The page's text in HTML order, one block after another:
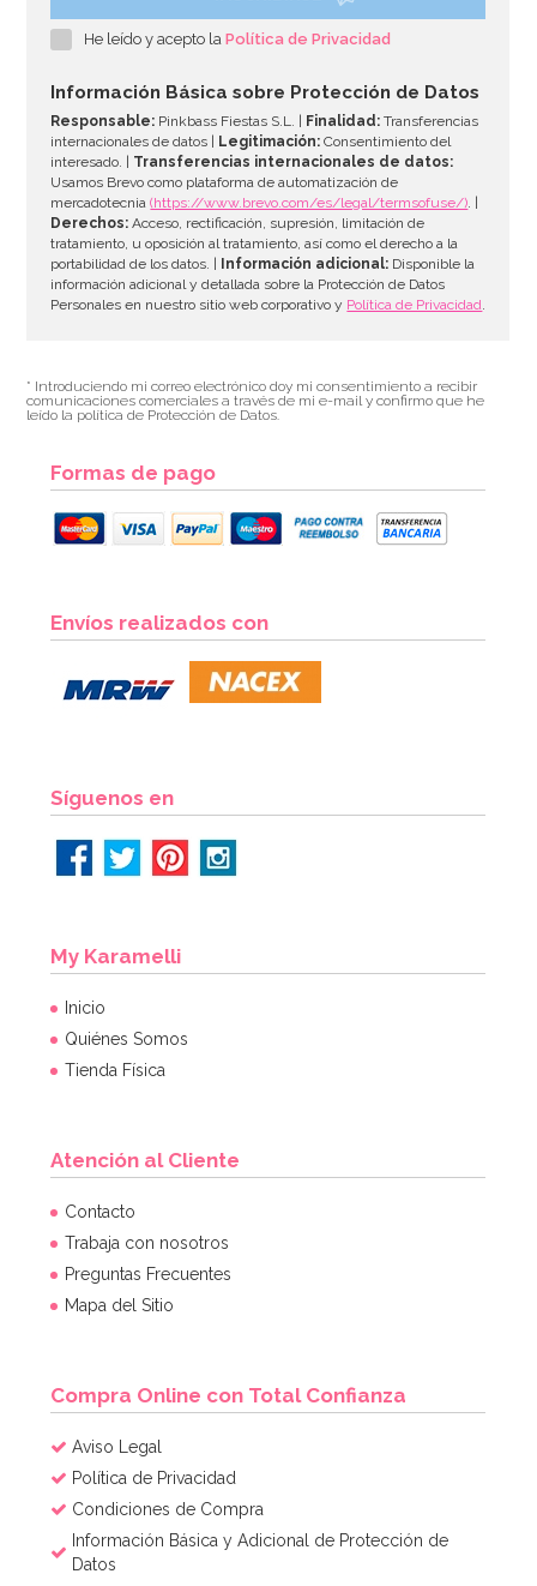
He leído y acepto laPolítica de Privacidad
Información Básica sobre Protección de Datos
Responsable: Pinkbass Fiestas S.L. | Finalidad: Transferencias
internacionales de datos | Legitimación: Consentimiento del
interesado. | Transferencias internacionales de datos:
Usamos Brevo como plataforma de automatización de
mercadotecnia(https://www.brevo.com/es/legal/termsofuse/). |
Derechos: Acceso, rectificación, supresión, limitación de
tratamiento, u oposición al tratamiento, así como el derecho a la
portabilidad de los datos. | Información adicional: Disponible la
información adicional y detallada sobre la Protección de Datos
Personales en nuestro sitio web corporativo y Política de Privacidad.
* Introduciendo mi correo electrónico doy mi consentimiento a recibir
comunicaciones comerciales a través de mi e-mail y confirmo que he
leído la política de Protección de Datos.
Formas de pago
Envíos realizados con
Síguenos en
My Karamelli
Inicio
Quiénes Somos
Tienda Física
Atención al Cliente
Contacto
Trabaja con nosotros
Preguntas Frecuentes
Mapa del Sitio
Compra Online con Total Confianza
Aviso Legal
Política de Privacidad
Condiciones de Compra
Información Básica y Adicional de Protección de
Datos